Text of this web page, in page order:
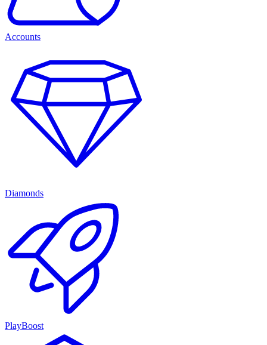
Accounts
Diamonds
PlayBoost